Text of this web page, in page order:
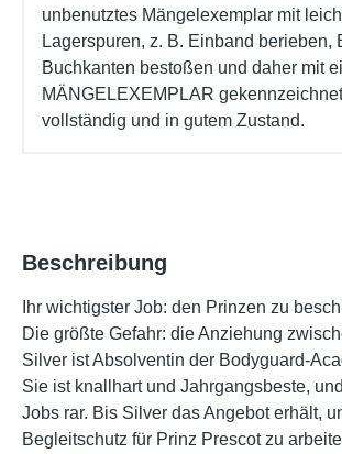
unbenutztes Mängelexemplar mit
Lagerspuren, z. B. Einband berieben,
Buchkanten bestoßen und daher mit
MÄNGELEXEMPLAR
vollständig und in gutem Zustand.
Beschreibung
Ihr wichtigster Job: den Prinzen zu
Die größte Gefahr: die Anziehung
Silver ist Absolventin der Bodyguard-
Sie ist knallhart und Jahrgangsbeste,
Jobs rar. Bis Silver das Angebot erhält,
Begleitschutz für Prinz Prescot zu